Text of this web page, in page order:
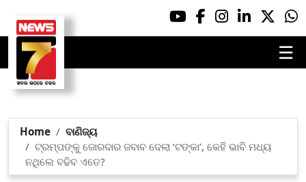
☰
Home
ବାଣିଜ୍ୟ
ଟ୍ରମ୍ପଙ୍କୁ ଜୋରଦାର ଜବାବ ଦେଲା ‘ଟଙ୍କା’, କେହି ଭାବି ମଧ୍ୟ
ନଥିଲେ ବଢିବ ଏତେ?